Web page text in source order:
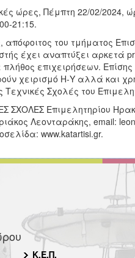
ώρες, Πέμπτη 22/02/2024,
21:15.
απόφοιτος του τμήματος
έχει αναπτύξει αρκετά
επιχειρήσεων.
χειρισμό Η-Υ αλλά και
Τεχνικές Σχολές του
ΣΧΟΛΕΣ Επιμελητηρίου
Λεονταράκης, email:
www.katartisi.gr.
Κ.Ε.Π.